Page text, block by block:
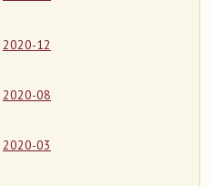
2020-12
2020-08
2020-03